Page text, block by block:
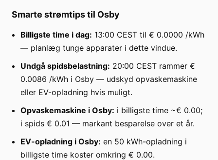
Smarte strømtips til Osby
Billigste time i dag: 13:00 CEST til € 0.0000 /kWh
— planlæg tunge apparater i dette vindue.
Undgå spidsbelastning: 20:00 CEST rammer €
0.0086 /kWh i Osby — udskyd opvaskemaskine
eller EV-opladning hvis muligt.
Opvaskemaskine i Osby: i billigste time ~€ 0.00;
i spids € 0.01 — markant besparelse over et år.
EV-opladning i Osby: en 50 kWh-opladning i
billigste time koster omkring € 0.00.